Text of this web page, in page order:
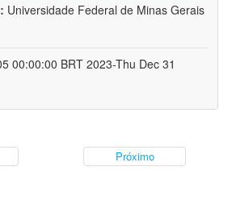
Universidade Federal de Minas Gerais
00:00:00 BRT 2023-Thu Dec 31
Próximo